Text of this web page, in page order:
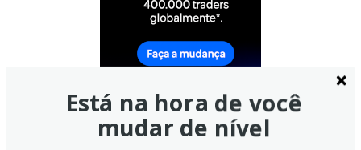
Está na hora de você
mudar de nível